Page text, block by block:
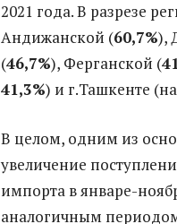
2021 года. В разрезе
Андижанской (60,7%),
(46,7%), Ферганской (
41,3%) и г.Ташкенте (на
В целом, одним из
увеличение
импорта в январе-
аналогичным